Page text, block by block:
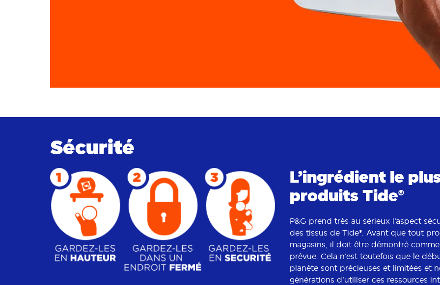
Sécurité
L’ingrédient le
produits Tide®
P&G prend très au sérieux l’aspect
des tissus de Tide®. Avant que tout
magasins, il doit être démontré
prévue. Cela n’est toutefois que le
planète sont précieuses et limitées et
générations d’utiliser ces ressources